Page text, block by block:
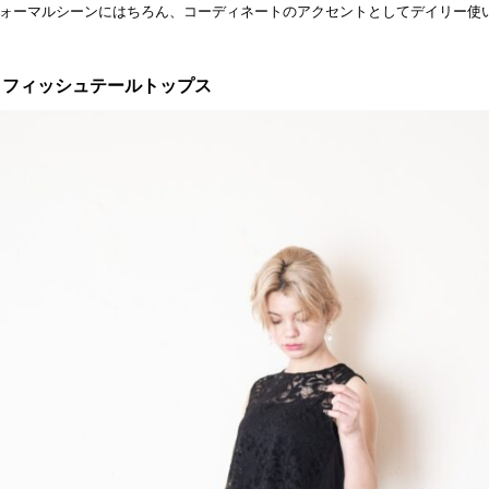
ーマルシーンにはちろん、コーディネートのアクセントとしてデイリー使
ィッシュテールトップス